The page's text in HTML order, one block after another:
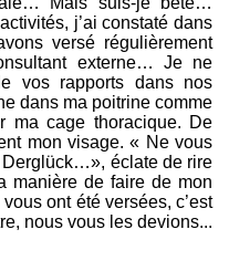
j’ai constaté dans
versé régulièrement
externe… Je ne
vos rapports dans nos
dans ma poitrine comme
ma cage thoracique. De
mon visage. « Ne vous
éclate de rire
manière de faire de mon
ont été versées, c’est
nous vous les devions...